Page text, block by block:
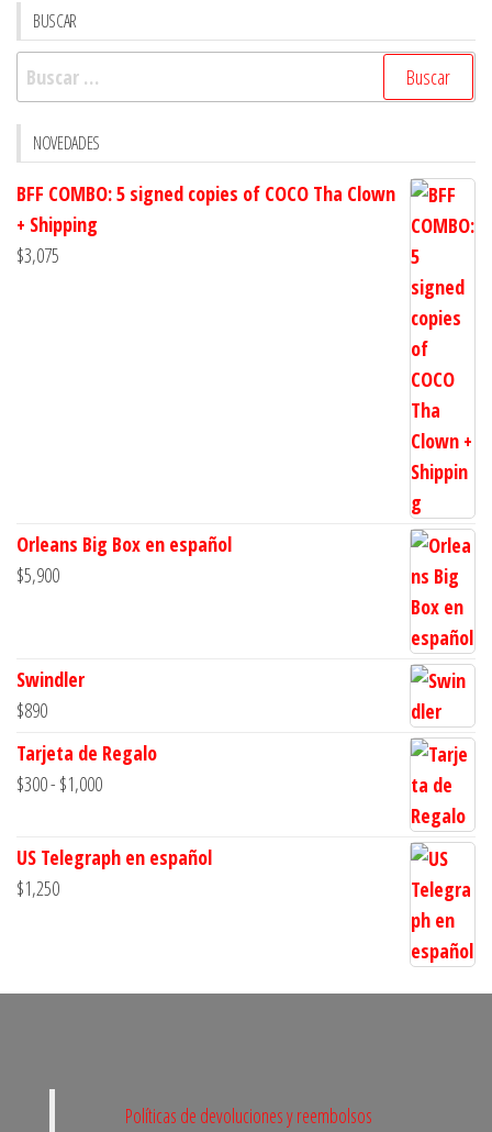
BUSCAR
Buscar:
NOVEDADES
BFF COMBO: 5 signed copies of COCO Tha Clown
+ Shipping
$3,075
Orleans Big Box en español
$5,900
Swindler
$890
Tarjeta de Regalo
$300- $1,000Rango
precios:
desde
US Telegraph en español
$1,250
Políticas de devoluciones y reembolsos